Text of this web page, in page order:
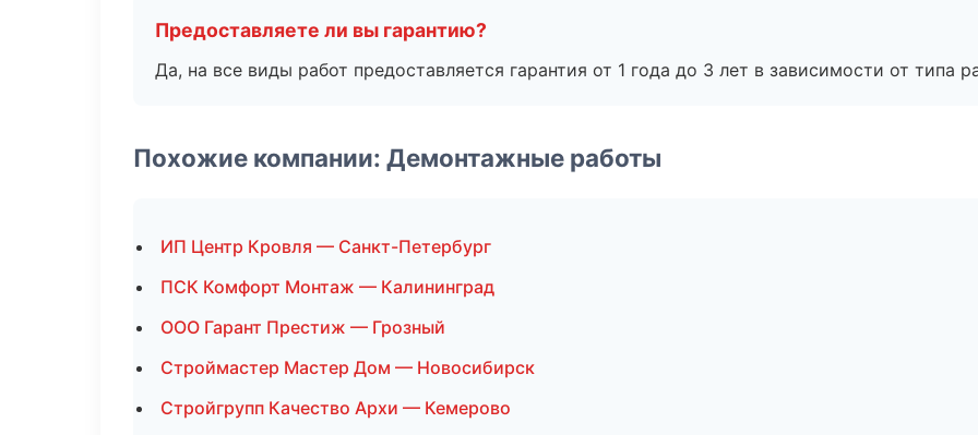
Предоставляете ли вы гарантию?
Да, на все виды работ предоставляется гарантия от 1 года до 3 лет в зависимости от типа
Похожие компании: Демонтажные работы
ИП Центр Кровля — Санкт-Петербург
ПСК Комфорт Монтаж — Калининград
ООО Гарант Престиж — Грозный
Строймастер Мастер Дом — Новосибирск
Стройгрупп Качество Архи — Кемерово